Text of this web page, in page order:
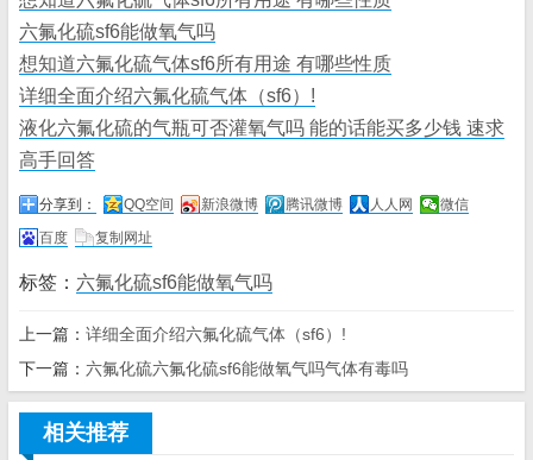
六氟化硫sf6能做氧气吗
想知道六氟化硫气体sf6所有用途 有哪些性质
详细全面介绍六氟化硫气体（sf6）!
液化六氟化硫的气瓶可否灌氧气吗 能的话能买多少钱 速求
高手回答
分享到： QQ空间 新浪微博 腾讯微博 人人网
微信
百度
复制网址
标签： 六氟化硫sf6能做氧气吗
上一篇： 详细全面介绍六氟化硫气体（sf6）!
下一篇： 六氟化硫六氟化硫sf6能做氧气吗气体有毒吗
相关推荐